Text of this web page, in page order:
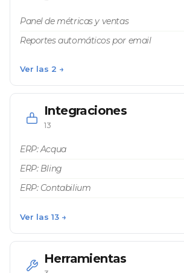
Panel de métricas y ventas
Reportes automáticos por email
Ver las 2 →
Integraciones
13
ERP: Acqua
ERP: Bling
ERP: Contabilium
Ver las 13 →
Herramientas